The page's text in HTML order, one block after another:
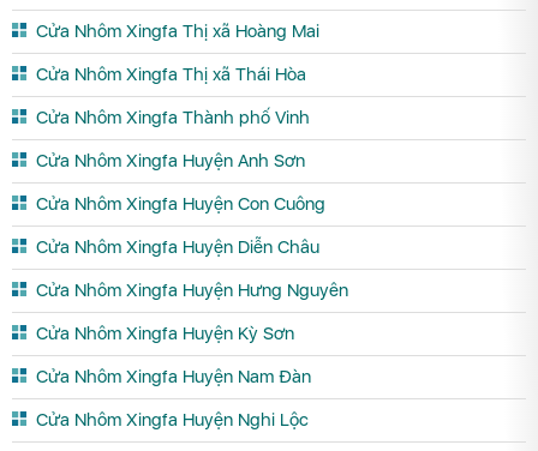
Cửa Nhôm Xingfa Thị xã Hoàng Mai
Cửa Nhôm Xingfa Thị xã Thái Hòa
Cửa Nhôm Xingfa Thành phố Vinh
Cửa Nhôm Xingfa Huyện Anh Sơn
Cửa Nhôm Xingfa Huyện Con Cuông
Cửa Nhôm Xingfa Huyện Diễn Châu
Cửa Nhôm Xingfa Huyện Hưng Nguyên
Cửa Nhôm Xingfa Huyện Kỳ Sơn
Cửa Nhôm Xingfa Huyện Nam Đàn
Cửa Nhôm Xingfa Huyện Nghi Lộc